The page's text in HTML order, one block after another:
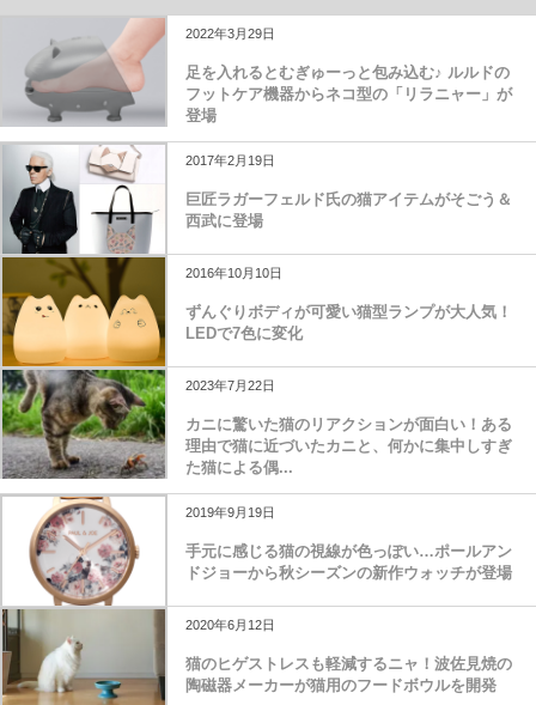
2022年3月29日
足を入れるとむぎゅーっと包み込む♪ ルルドの
フットケア機器からネコ型の「リラニャー」が
登場
2017年2月19日
巨匠ラガーフェルド氏の猫アイテムがそごう＆
西武に登場
2016年10月10日
ずんぐりボディが可愛い猫型ランプが大人気！
LEDで7色に変化
2023年7月22日
カニに驚いた猫のリアクションが面白い！ある
理由で猫に近づいたカニと、何かに集中しすぎ
た猫による偶...
2019年9月19日
手元に感じる猫の視線が色っぽい…ポールアン
ドジョーから秋シーズンの新作ウォッチが登場
2020年6月12日
猫のヒゲストレスも軽減するニャ！波佐見焼の
陶磁器メーカーが猫用のフードボウルを開発